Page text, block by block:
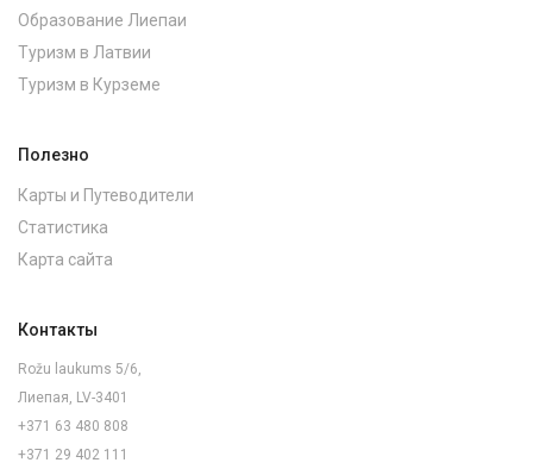
Образование Лиепаи
Туризм в Латвии
Туризм в Курземе
Полезно
Карты и Путеводители
Статистика
Карта сайта
Контакты
Rožu laukums 5/6,
Лиепая, LV-3401
+371 63 480 808
+371 29 402 111